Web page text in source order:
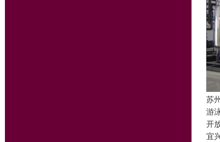
苏
游
开
宜